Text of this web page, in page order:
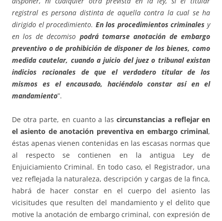
registral es persona distinta de aquella contra la cual se ha
dirigido el procedimiento. En los procedimientos criminales y
en los de decomiso podrá tomarse anotación de embargo
preventivo o de prohibición de disponer de los bienes, como
medida cautelar, cuando a juicio del juez o tribunal existan
indicios racionales de que el verdadero titular de los
mismos es el encausado, haciéndolo constar así en el
mandamiento”.
De otra parte, en cuanto a lascircunstancias a reflejar en
el asiento de anotación preventiva en embargo criminal,
éstas apenas vienen contenidas en las escasas normas que
al respecto se contienen en la antigua Ley de
Enjuiciamiento Criminal. En todo caso, el Registrador, una
vez reflejada la naturaleza, descripción y cargas de la finca,
habrá de hacer constar en el cuerpo del asiento las
vicisitudes que resulten del mandamiento y el delito que
motive la anotación de embargo criminal, con expresión de